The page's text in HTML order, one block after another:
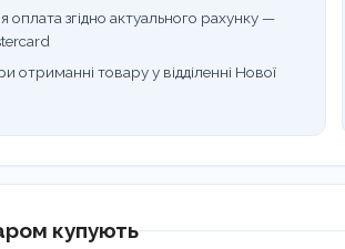
оплата згідно актуального рахунку —
отриманні товару у відділенні Нової
купують